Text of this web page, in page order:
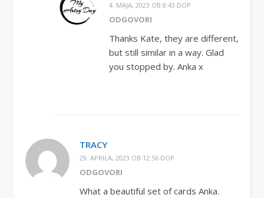
4. MAJA, 2023 OB 8:43 DOP
ODGOVORI
Thanks Kate, they are different,
but still similar in a way. Glad
you stopped by. Anka x
TRACY
29. APRILA, 2023 OB 12:56 DOP
ODGOVORI
What a beautiful set of cards Anka.